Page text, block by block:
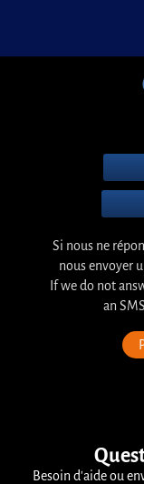
Si nous ne
nous envoyer
If we do not
an
Besoin d'aide ou